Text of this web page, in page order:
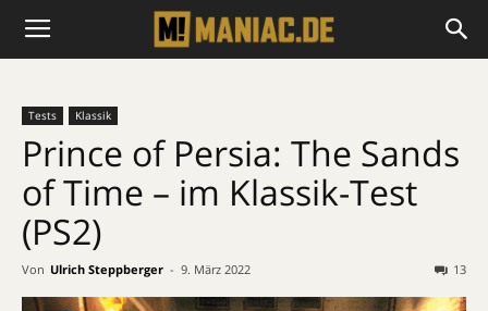
Tests Klassik
Prince of Persia: The Sands
of Time – im Klassik-Test
(PS2)
Von Ulrich Steppberger - 9. März 2022 13